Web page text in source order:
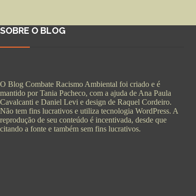
SOBRE O BLOG
O Blog Combate Racismo Ambiental foi criado e é
mantido por Tania Pacheco, com a ajuda de Ana Paula
Cavalcanti e Daniel Levi e design de Raquel Cordeiro.
Não tem fins lucrativos e utiliza tecnologia WordPress. A
reprodução de seu conteúdo é incentivada, desde que
citando a fonte e também sem fins lucrativos.